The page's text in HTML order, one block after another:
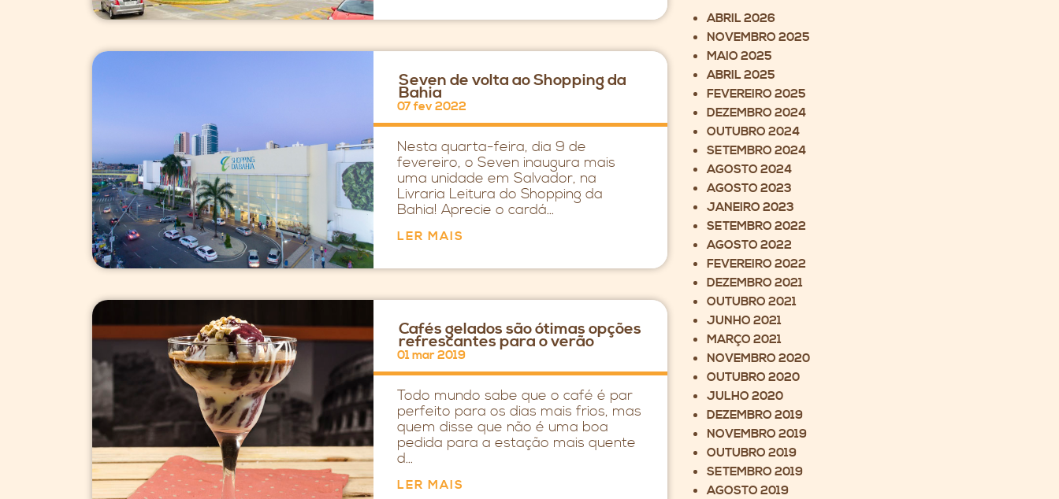
Seven de volta ao Shopping da
Bahia
07 fev 2022
Nesta quarta-feira, dia 9 de
fevereiro, o Seven inaugura mais
uma unidade em Salvador, na
Livraria Leitura do Shopping da
Bahia! Aprecie o cardá...
LER MAIS
Cafés gelados são ótimas opções
refrescantes para o verão
01 mar 2019
Todo mundo sabe que o café é par
perfeito para os dias mais frios, mas
quem disse que não é uma boa
pedida para a estação mais quente
d...
LER MAIS
ABRIL 2026
NOVEMBRO 2025
MAIO 2025
ABRIL 2025
FEVEREIRO 2025
DEZEMBRO 2024
OUTUBRO 2024
SETEMBRO 2024
AGOSTO 2024
AGOSTO 2023
JANEIRO 2023
SETEMBRO 2022
AGOSTO 2022
FEVEREIRO 2022
DEZEMBRO 2021
OUTUBRO 2021
JUNHO 2021
MARÇO 2021
NOVEMBRO 2020
OUTUBRO 2020
JULHO 2020
DEZEMBRO 2019
NOVEMBRO 2019
OUTUBRO 2019
SETEMBRO 2019
AGOSTO 2019